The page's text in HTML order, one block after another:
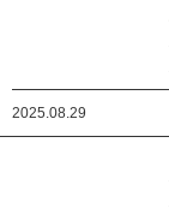
2025.08.29